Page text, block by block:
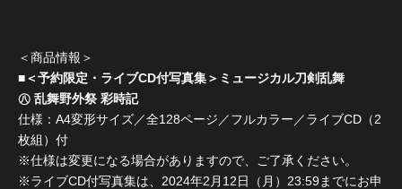
＜商品情報＞
■＜予約限定・ライブCD付写真集＞ミュージカル刀剣乱舞
㊇ 乱舞野外祭 彩時記
仕様：A4変形サイズ／全128ページ／フルカラー／ライブCD（2
枚組）付
※仕様は変更になる場合がありますので、ご了承ください。
※ライブCD付写真集は、2024年2月12日（月）23:59までにお申